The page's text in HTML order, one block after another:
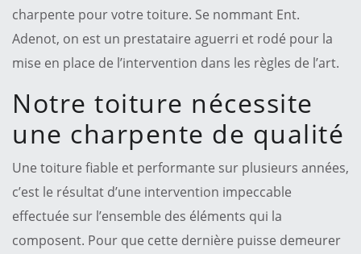
charpente pour votre toiture. Se nommant Ent.
Adenot, on est un prestataire aguerri et rodé pour la
mise en place de l’intervention dans les règles de l’art.
Notre toiture nécessite
une charpente de qualité
Une toiture fiable et performante sur plusieurs années,
c’est le résultat d’une intervention impeccable
effectuée sur l’ensemble des éléments qui la
composent. Pour que cette dernière puisse demeurer